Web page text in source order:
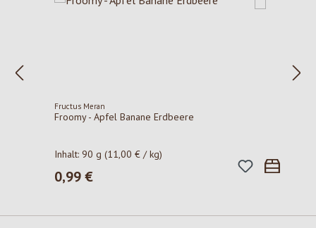
Fructus Meran
Froomy - Apfel Banane Erdbeere
Inhalt: 90 g(11,00 € / kg)
Regulärer Preis:
0,99 €